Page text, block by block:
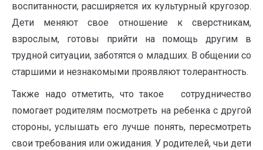
воспитанности, расширяется их культурный кругозор.
Дети меняют свое отношение к сверстникам,
взрослым, готовы прийти на помощь другим в
трудной ситуации, заботятся о младших. В общении со
старшими и незнакомыми проявляют толерантность.
Также надо отметить, что такое сотрудничество
помогает родителям посмотреть на ребенка с другой
стороны, услышать его лучше понять, пересмотреть
свои требования или ожидания. У родителей, чьи дети